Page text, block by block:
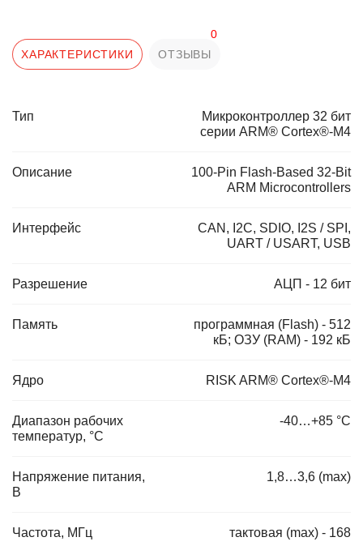
ХАРАКТЕРИСТИКИ ОТЗЫВЫ
0
Тип
Микроконтроллер 32 бит
серии ARM® Cortex®-M4
Описание
100-Pin Flash-Based 32-Bit
ARM Microcontrollers
Интерфейс
CAN, I2C, SDIO, I2S / SPI,
UART / USART, USB
Разрешение АЦП - 12 бит
Память
программная (Flash) - 512
кБ; ОЗУ (RAM) - 192 кБ
Ядро RISK ARM® Cortex®-M4
Диапазон рабочих
температур, °C
-40…+85 °С
Напряжение питания,
В
1,8…3,6 (max)
Частота, МГц тактовая (max) - 168